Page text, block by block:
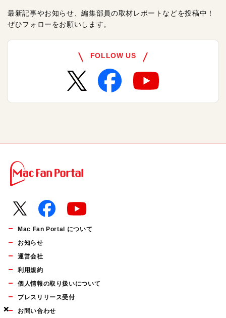
×
×
×
最新記事やお知らせ、編集部員の取材レポートなどを投稿中！
ぜひフォローをお願いします。
FOLLOW US
Mac Fan Portal について
お知らせ
運営会社
利用規約
個人情報の取り扱いについて
プレスリリース受付
お問い合わせ